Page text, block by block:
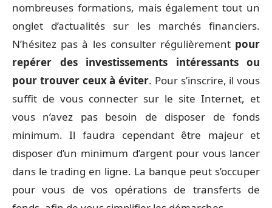
nombreuses formations, mais également tout un
onglet d’actualités sur les marchés financiers.
N’hésitez pas à les consulter régulièrement pour
repérer des investissements intéressants ou
pour trouver ceux à éviter. Pour s’inscrire, il vous
suffit de vous connecter sur le site Internet, et
vous n’avez pas besoin de disposer de fonds
minimum. Il faudra cependant être majeur et
disposer d’un minimum d’argent pour vous lancer
dans le trading en ligne. La banque peut s’occuper
pour vous de vos opérations de transferts de